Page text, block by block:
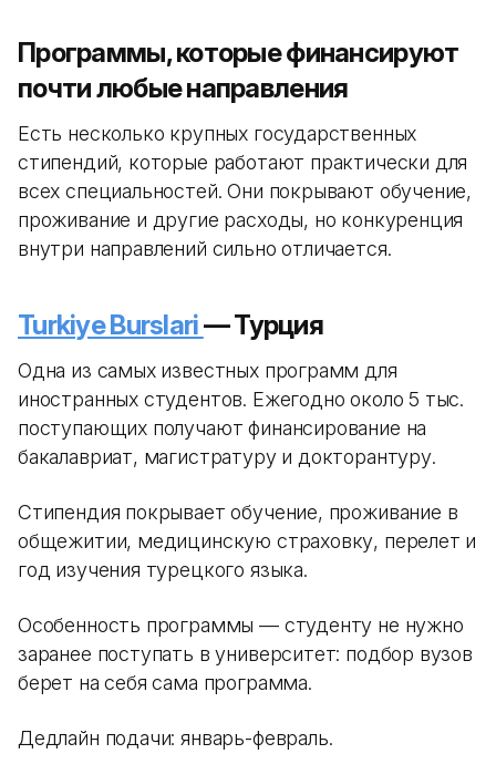
Программы, которые финансируют
почти любые направления
Есть несколько крупных государственных
стипендий, которые работают практически для
всех специальностей. Они покрывают обучение,
проживание и другие расходы, но конкуренция
внутри направлений сильно отличается.
Turkiye Burslari— Турция
Одна из самых известных программ для
иностранных студентов. Ежегодно около 5 тыс.
поступающих получают финансирование на
бакалавриат, магистратуру и докторантуру.
Стипендия покрывает обучение, проживание в
общежитии, медицинскую страховку, перелет и
год изучения турецкого языка.
Особенность программы — студенту не нужно
заранее поступать в университет: подбор вузов
берет на себя сама программа.
Дедлайн подачи: январь-февраль.